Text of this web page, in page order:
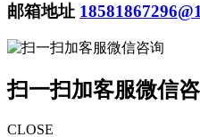
邮箱地址
扫一扫加客服微信
CLOSE